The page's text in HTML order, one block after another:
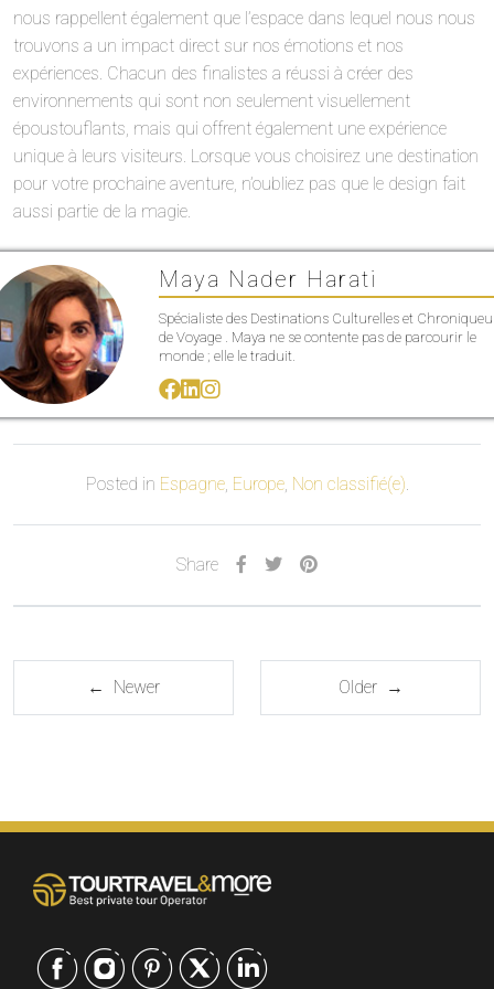
nous rappellent également que l’espace dans lequel nous nous
trouvons a un impact direct sur nos émotions et nos
expériences. Chacun des finalistes a réussi à créer des
environnements qui sont non seulement visuellement
époustouflants, mais qui offrent également une expérience
unique à leurs visiteurs. Lorsque vous choisirez une destination
pour votre prochaine aventure, n’oubliez pas que le design fait
aussi partie de la magie.
Maya Nader Harati
Spécialiste des Destinations Culturelles et
de Voyage . Maya ne se contente pas de parcourir le
monde ; elle le traduit.
Posted in Espagne, Europe, Non classifié(e)
Share
← Newer Older →